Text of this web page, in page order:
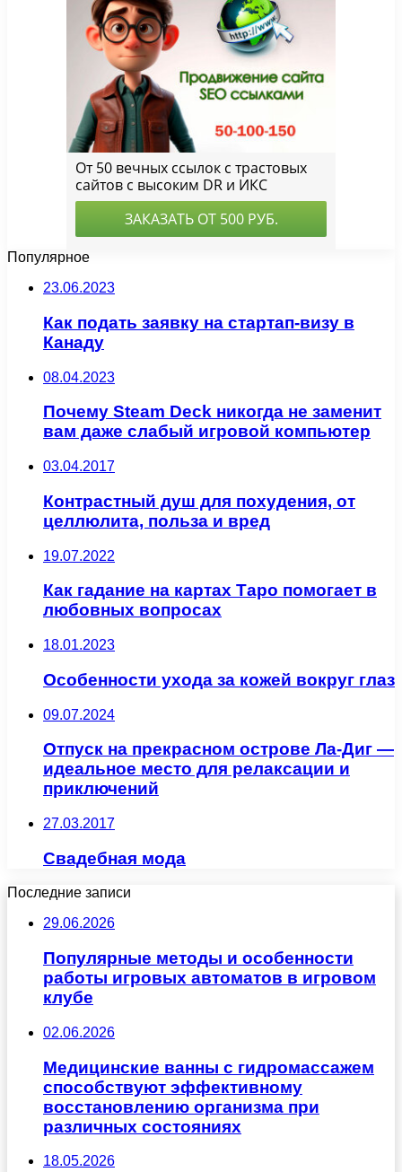
Популярное
23.06.2023
Как подать заявку на стартап-визу в
Канаду
08.04.2023
Почему Steam Deck никогда не заменит
вам даже слабый игровой компьютер
03.04.2017
Контрастный душ для похудения, от
целлюлита, польза и вред
19.07.2022
Как гадание на картах Таро помогает в
любовных вопросах
18.01.2023
Особенности ухода за кожей вокруг глаз
09.07.2024
Отпуск на прекрасном острове Ла-Диг —
идеальное место для релаксации и
приключений
27.03.2017
Свадебная мода
Последние записи
29.06.2026
Популярные методы и особенности
работы игровых автоматов в игровом
клубе
02.06.2026
Медицинские ванны с гидромассажем
способствуют эффективному
восстановлению организма при
различных состояниях
18.05.2026